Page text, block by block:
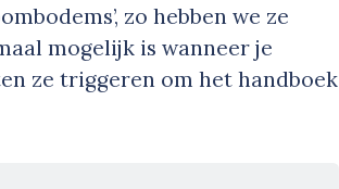
zo hebben we ze
mogelijk is wanneer je
ze triggeren om het handboek